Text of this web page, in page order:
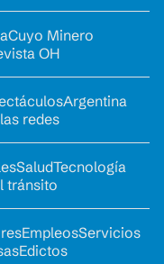
Cuyo Minero
OH
Argentina
redes
SaludTecnología
tránsito
EmpleosServicios
Edictos